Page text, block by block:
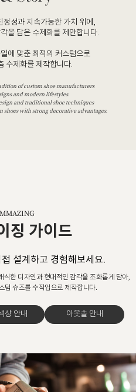
정성과 지속가능한 가치 위에,
을 담은 수제화를 제안합니다.
에 맞춘 최적의 커스텀으로
수제화를 제작합니다.
of custom shoe manufacturers
and modern lifestyles.
and traditional shoe techniques
shoes with strong decorative advantages.
징 가이드
설계하고 경험해보세요.
한 디자인과 현대적인 감각을 조화롭게 담아,
텀 슈즈를 수작업으로 제작합니다.
상 안내 아웃솔 안내